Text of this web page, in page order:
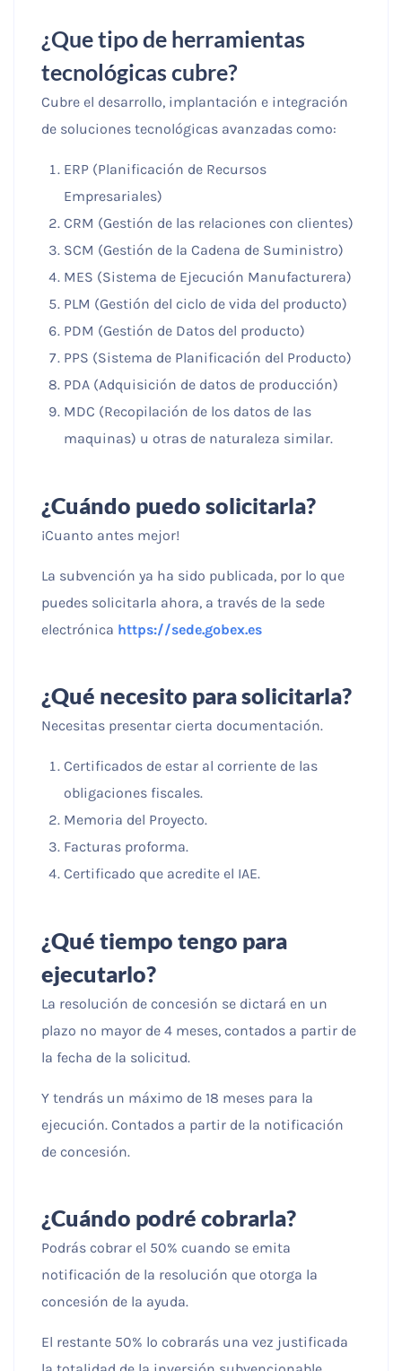
¿Que tipo de herramientas
tecnológicas cubre?
Cubre el desarrollo, implantación e integración
de soluciones tecnológicas avanzadas como:
ERP (Planificación de Recursos
Empresariales)
CRM (Gestión de las relaciones con clientes)
SCM (Gestión de la Cadena de Suministro)
MES (Sistema de Ejecución Manufacturera)
PLM (Gestión del ciclo de vida del producto)
PDM (Gestión de Datos del producto)
PPS (Sistema de Planificación del Producto)
PDA (Adquisición de datos de producción)
MDC (Recopilación de los datos de las
maquinas) u otras de naturaleza similar.
¿Cuándo puedo solicitarla?
¡Cuanto antes mejor!
La subvención ya ha sido publicada, por lo que
puedes solicitarla ahora, a través de la sede
electrónica https://sede.gobex.es
¿Qué necesito para solicitarla?
Necesitas presentar cierta documentación.
Certificados de estar al corriente de las
obligaciones fiscales.
Memoria del Proyecto.
Facturas proforma.
Certificado que acredite el IAE.
¿Qué tiempo tengo para
ejecutarlo?
La resolución de concesión se dictará en un
plazo no mayor de 4 meses, contados a partir de
la fecha de la solicitud.
Y tendrás un máximo de 18 meses para la
ejecución. Contados a partir de la notificación
de concesión.
¿Cuándo podré cobrarla?
Podrás cobrar el 50% cuando se emita
notificación de la resolución que otorga la
concesión de la ayuda.
El restante 50% lo cobrarás una vez justificada